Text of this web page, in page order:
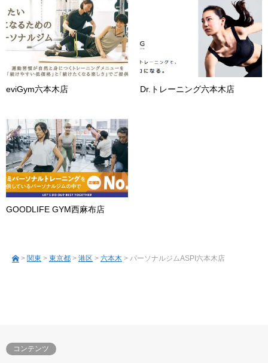
eviGym六本木店 Dr.トレーニング六本木店
GOODLIFE GYM西麻布店
> 関東 > 東京都 > 港区 > 六本木 > パーソナルジムASPI六本木店
コンテンツ